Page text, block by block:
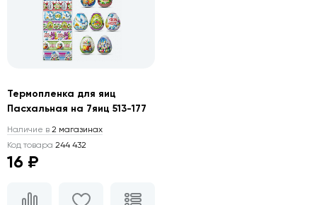
Термопленка для яиц
Пасхальная на 7яиц 513-177
Наличие в 2 магазинах
Код товара 244 432
16 ₽